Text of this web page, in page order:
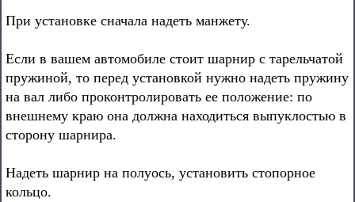
При установке сначала надеть манжету.
Если в вашем автомобиле стоит шарнир с тарельчатой
пружиной, то перед установкой нужно надеть пружину
на вал либо проконтролировать ее положение: по
внешнему краю она должна находиться выпуклостью в
сторону шарнира.
Надеть шарнир на полуось, установить стопорное
кольцо.